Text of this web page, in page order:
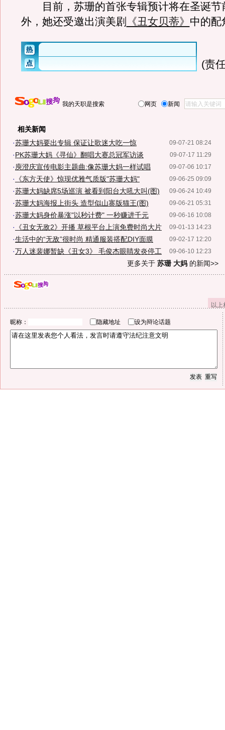
目前，苏珊的首张专辑预计将在圣诞节
外，她还受邀出演美剧
《丑女贝蒂》 中的配
(责
我的天职是搜索 网页 新闻
相关新闻
09-07-21 08:24
·苏珊大妈要出专辑 保证让歌迷大吃一惊
09-07-17 11:29
·PK苏珊大妈《寻仙》翻唱大赛总冠军访谈
09-07-06 10:17
·庾澄庆宣传电影主题曲:像苏珊大妈一样试唱
09-06-25 09:09
· 《东方天使》惊现优雅气质版"苏珊大妈"
09-06-24 10:49
·苏珊大妈缺席5场巡演 被看到阳台大吼大叫(图)
09-06-21 05:31
·苏珊大妈海报上街头 造型似山寨版猫王(图)
09-06-16 10:08
·苏珊大妈身价暴涨"以秒计费" 一秒赚进千元
09-01-13 14:23
· 《丑女无敌2》开播 草根平台上演免费时尚大片
09-02-17 12:20
·生活中的“无敌”很时尚 精通服装搭配DIY面膜
09-06-10 12:23
·万人迷裴娜暂缺《丑女3》 毛俊杰眼睛发炎停工
更多关于 苏珊 大妈 的新闻>>
以
昵称： 隐藏地址 设为辩论话题